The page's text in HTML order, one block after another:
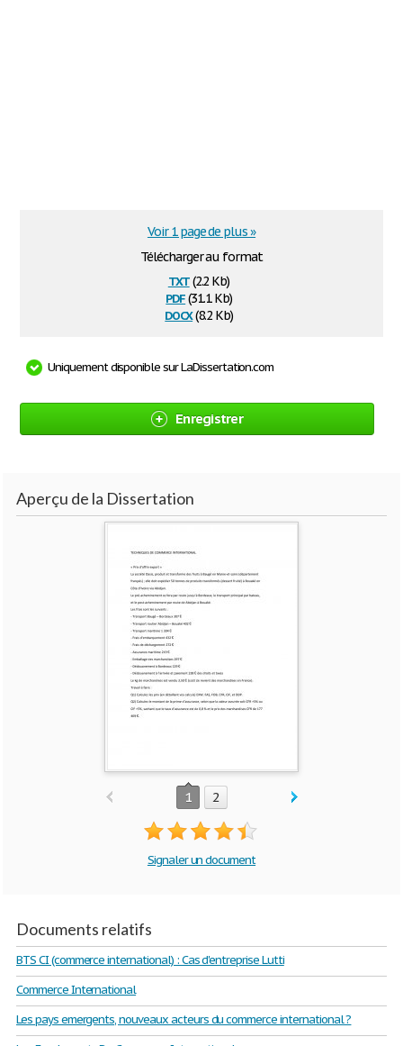
Télécharger au format
txt(2.2 Kb)
pdf(31.1 Kb)
docx(8.2 Kb)
Voir 1 page de plus »
Uniquement disponible sur LaDissertation.com
Enregistrer
Aperçu de la Dissertation
1 2
Signaler un document
Documents relatifs
BTS CI (commerce international) : Cas d'entreprise Lutti
Commerce International
Les pays emergents, nouveaux acteurs du commerce international ?